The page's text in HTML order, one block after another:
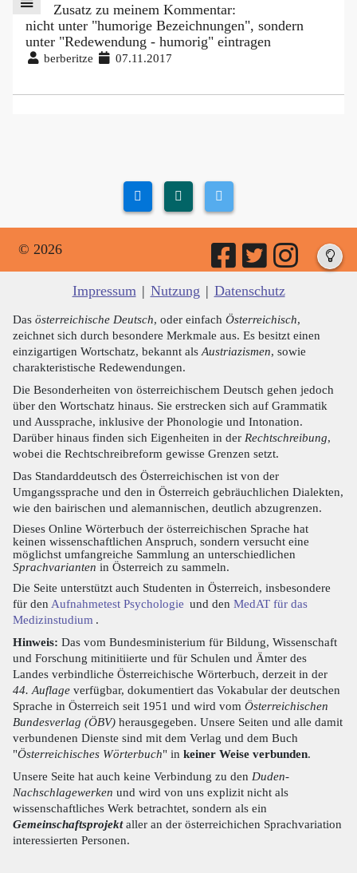
Zusatz zu meinem Kommentar:
nicht unter "humorige Bezeichnungen", sondern
unter "Redewendung - humorig" eintragen
berberitze 07.11.2017
© 2026
Impressum | Nutzung | Datenschutz
Das österreichische Deutsch, oder einfach Österreichisch,
zeichnet sich durch besondere Merkmale aus. Es besitzt einen
einzigartigen Wortschatz, bekannt als Austriazismen, sowie
charakteristische Redewendungen.
Die Besonderheiten von österreichischem Deutsch gehen jedoch
über den Wortschatz hinaus. Sie erstrecken sich auf Grammatik
und Aussprache, inklusive der Phonologie und Intonation.
Darüber hinaus finden sich Eigenheiten in der Rechtschreibung,
wobei die Rechtschreibreform gewisse Grenzen setzt.
Das Standarddeutsch des Österreichischen ist von der
Umgangssprache und den in Österreich gebräuchlichen Dialekten,
wie den bairischen und alemannischen, deutlich abzugrenzen.
Dieses Online Wörterbuch der österreichischen Sprache hat
keinen wissenschaftlichen Anspruch, sondern versucht eine
möglichst umfangreiche Sammlung an unterschiedlichen
Sprachvarianten in Österreich zu sammeln.
Die Seite unterstützt auch Studenten in Österreich, insbesondere
für den Aufnahmetest Psychologie und den MedAT für das
Medizinstudium .
Hinweis: Das vom Bundesministerium für Bildung, Wissenschaft
und Forschung mitinitiierte und für Schulen und Ämter des
Landes verbindliche Österreichische Wörterbuch, derzeit in der
44. Auflage verfügbar, dokumentiert das Vokabular der deutschen
Sprache in Österreich seit 1951 und wird vom Österreichischen
Bundesverlag (ÖBV) herausgegeben. Unsere Seiten und alle damit
verbundenen Dienste sind mit dem Verlag und dem Buch
"Österreichisches Wörterbuch" in keiner Weise verbunden.
Unsere Seite hat auch keine Verbindung zu den Duden-
Nachschlagewerken und wird von uns explizit nicht als
wissenschaftliches Werk betrachtet, sondern als ein
Gemeinschaftsprojektaller an der österreichichen Sprachvariation
interessierten Personen.